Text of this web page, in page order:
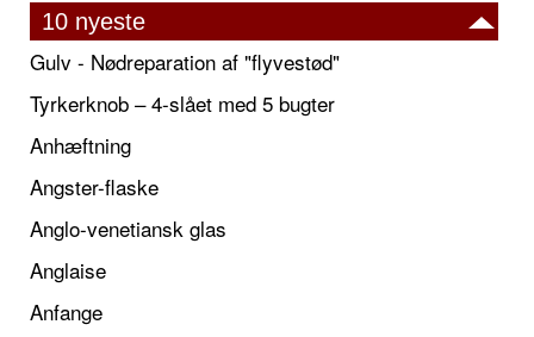
10 nyeste
Gulv - Nødreparation af "flyvestød"
Tyrkerknob – 4-slået med 5 bugter
Anhæftning
Angster-flaske
Anglo-venetiansk glas
Anglaise
Anfange